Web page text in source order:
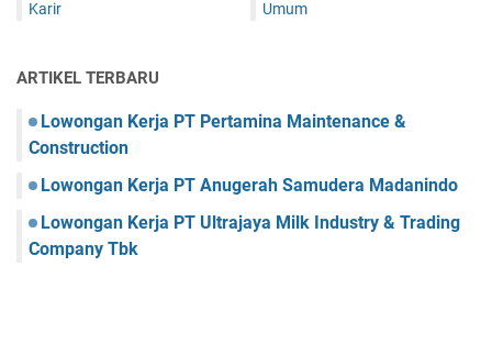
Karir
Umum
ARTIKEL TERBARU
Lowongan Kerja PT Pertamina Maintenance &
Construction
Lowongan Kerja PT Anugerah Samudera Madanindo
Lowongan Kerja PT Ultrajaya Milk Industry & Trading
Company Tbk